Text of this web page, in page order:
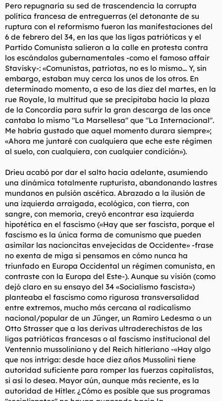
Pero repugnaría su sed de trascendencia la corrupta
política francesa de entreguerras (el detonante de su
ruptura con el reformismo fueron las manifestaciones del
6 de febrero del 34, en las que las ligas patrióticas y el
Partido Comunista salieron a la calle en protesta contra
los escándalos gubernamentales -como el famoso affair
Stavisky-: «Comunistas, patriotas, no es lo mismo... Y, sin
embargo, estaban muy cerca los unos de los otros. En
determinado momento, a eso de las diez del martes, en la
rue Royale, la multitud que se precipitaba hacia la plaza
de la Concordia para sufrir la gran descarga de las once
cantaba lo mismo "La Marsellesa" que "La Internacional".
Me habría gustado que aquel momento durara siempre»;
«Ahora me juntaré con cualquiera que eche este régimen
al suelo, con cualquiera, con cualquier condición»).
Drieu acabó por dar el salto hacia adelante, asumiendo
una dinámica totalmente rupturista, abandonando lastres
mundanos en pulsión ascética. Abrazado a la ilusión de
una izquierda arraigada, ecológica, con tierra, con
sangre, con memoria, creyó encontrar esa izquierda
hipotética en el fascismo («Hay que ser fascista, porque el
fascismo es la única forma de comunismo que pueden
asimilar las nacioncitas envejecidas de Occidente» -frase
no exenta de miga si pensamos en cómo nunca ha
triunfado en Europa Occidental un régimen comunista, en
contraste con la Europa del Este-). Aunque su visión (como
dejó claro en su ensayo del 34 «Socialismo fascista»)
planteaba el fascismo como rigurosa transversalidad
entre extremos, mucho más cercana al radicalismo
nacional/popular de un Jünger, un Ramiro Ledesma o un
Otto Strasser que a las derivas ultraderechistas de las
ligas patrióticas francesas o al fascismo institucional del
Ventennio mussoliniano y del Reich hitleriano -«Hay algo
que nos intriga: desde hace diez años Mussolini tiene
autoridad suficiente para romper las fuerzas capitalistas,
si así lo desea. Mayor aún, aunque más reciente, es la
autoridad de Hitler. ¿Cómo es posible que sus programas